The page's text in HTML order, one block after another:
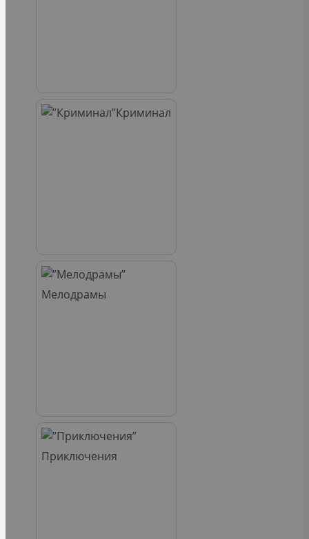
Криминал
Мелодрамы
Приключения